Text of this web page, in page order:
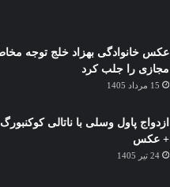
عکس خانوادگی بهزاد خلج توجه
مجازی را جلب کرد
15 مرداد 1405
ازدواج پاول وسلی با ناتالی
+ عکس
24 تیر 1405